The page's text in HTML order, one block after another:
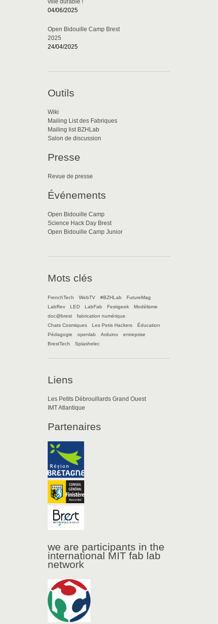
ville durable !
04/06/2025
Open Bidouille Camp Brest
2025
24/04/2025
Outils
Wiki
Mailing List des Fabriques
Mailing list BZHLab
Salon de discussion
Presse
Revue de presse
Événements
Open Bidouille Camp
Science Hack Day Brest
Open Bidouille Camp Junior
Mots clés
FrenchTech WebTV #BZHLab
FutureMag
LabRev
LED LabFab Festigeek
Modélisme
doc@brest
fabrication numérique
Chats Cosmiques
Les Petis Hackers
Éducation
Pédagogie
openlab Arduino
entreprise
BrestTech
Splashelec
Liens
Les Petits Débrouillards Grand Ouest
IMT Atlantique
Partenaires
we are participants in the
international MIT fab lab
network